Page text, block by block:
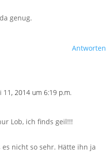
genug.
Antworten
11, 2014 um 6:19 p.m.
Lob, ich finds geil!!!
nicht so sehr. Hätte ihn ja